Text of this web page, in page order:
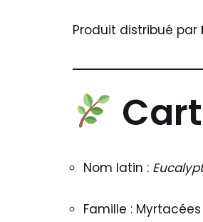
Produit distribué par
Nom latin :
Famille : Myrtacées